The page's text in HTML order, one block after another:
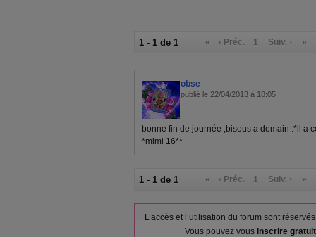
1 - 1 de 1 « ‹ Préc. 1 Suiv. › »
obse
publié le 22/04/2013 à 18:05
bonne fin de journée ;bisous a demain :*il a
*mimi 16**
1 - 1 de 1 « ‹ Préc. 1 Suiv. › »
L’accès et l’utilisation du forum sont
Vous pouvez vous inscrire